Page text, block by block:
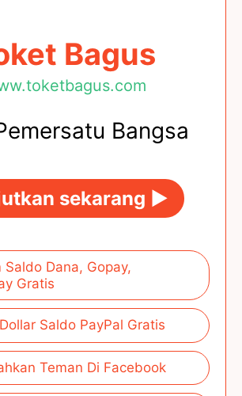
Bagus
Bangsa
sekarang ►
Saldo Dana, Gopay,
Gratis
Saldo PayPal Gratis
Teman Di Facebook